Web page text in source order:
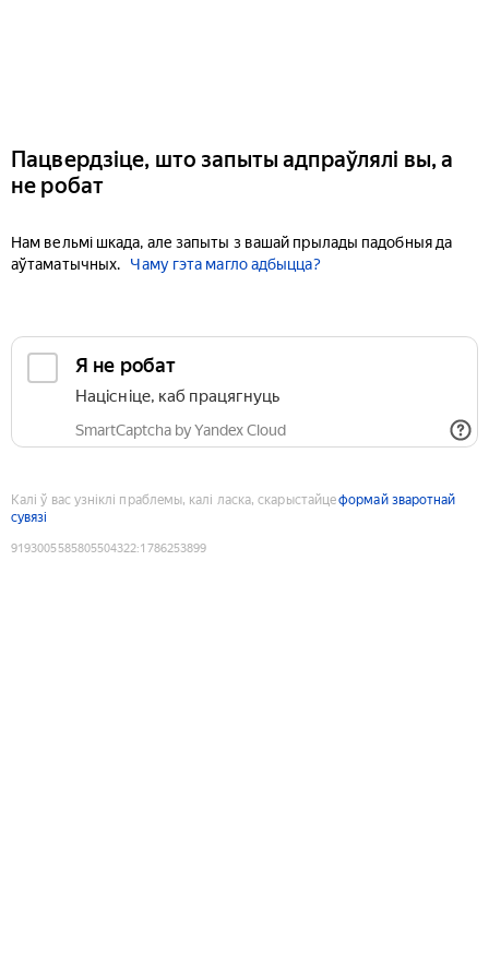
Пацвердзіце, што запыты адпраўлялі вы, а
не робат
Нам вельмі шкада, але запыты з вашай прылады падобныя да
аўтаматычных.
Чаму гэта магло адбыцца?
Я не робат
Націсніце, каб працягнуць
SmartCaptcha by Yandex Cloud
Калі ў вас узніклі праблемы, калі ласка, скарыстайцеформай зваротнай
сувязі
9193005585805504322:1786253899